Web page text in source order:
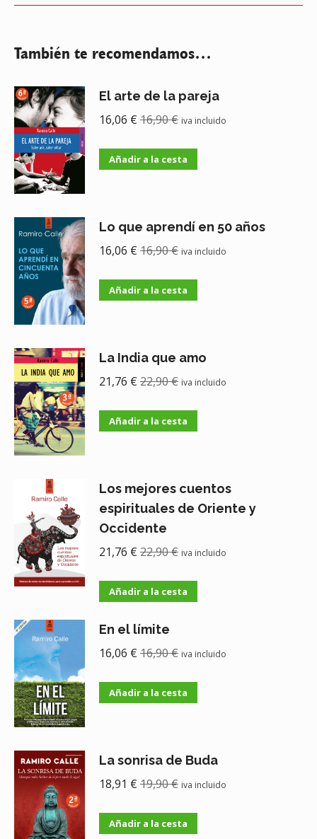
También te recomendamos…
El arte de la pareja
16,06 € 16,90€ iva incluido
Añadir a la cesta
Lo que aprendí en 50 años
16,06 € 16,90€ iva incluido
Añadir a la cesta
La India que amo
21,76 € 22,90€ iva incluido
Añadir a la cesta
Los mejores cuentos
espirituales de Oriente y
Occidente
21,76 € 22,90€ iva incluido
Añadir a la cesta
En el límite
16,06 € 16,90€ iva incluido
Añadir a la cesta
La sonrisa de Buda
18,91 € 19,90€ iva incluido
Añadir a la cesta